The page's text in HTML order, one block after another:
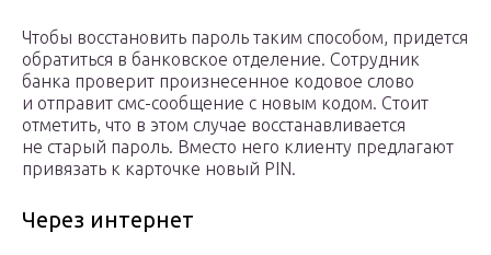
Чтобы восстановить пароль таким способом, придется
обратиться в банковское отделение. Сотрудник
банка проверит произнесенное кодовое слово
и отправит смс-сообщение с новым кодом. Стоит
отметить, что в этом случае восстанавливается
не старый пароль. Вместо него клиенту предлагают
привязать к карточке новый PIN.
Через интернет